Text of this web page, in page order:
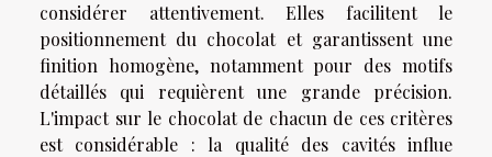
considérer attentivement. Elles facilitent le
positionnement du chocolat et garantissent une
finition homogène, notamment pour des motifs
détaillés qui requièrent une grande précision.
L'impact sur le chocolat de chacun de ces critères
est considérable : la qualité des cavités influe